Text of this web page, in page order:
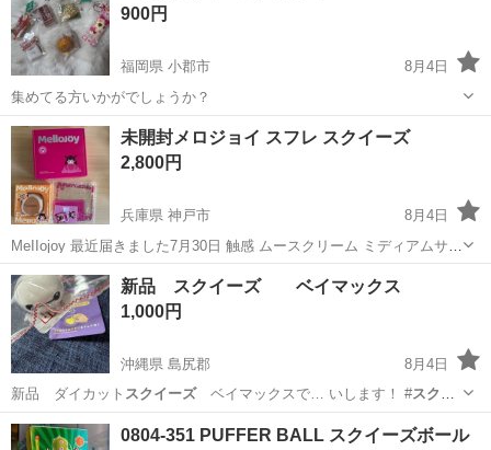
900円
福岡県 小郡市
8月4日
集めてる方いかがでしょうか？
福岡 小郡市 おもちゃ
未開封メロジョイ スフレ スクイーズ
2,800円
兵庫県 神戸市
8月4日
MeIIojoy 最近届きました7月30日 触感 ムースクリーム ミディアムサイ
ズ 付属品もそのままお付けします。未開封 画像2 宛名ラベルが綺麗に
とれませんでした。 海外製品にご理解頂ける方に。 万が一の初期不良
の対応や返...
兵庫 神戸市 その他
新品 スクイーズ ベイマックス
1,000円
沖縄県 島尻郡
8月4日
新品 ダイカット スクイーズ ベイマックスで… いします！ #スクイ
ーズ#ダイカットス…
沖縄 島尻郡
0804-351 PUFFER BALL スクイーズボール